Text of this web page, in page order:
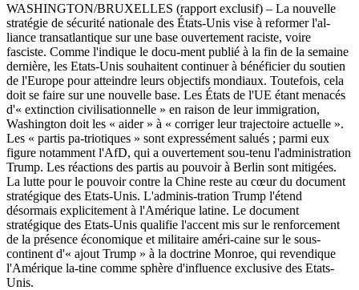
WASHINGTON/BRUXELLES (rapport exclusif) – La nouvelle
stratégie de sécurité nationale des États-Unis vise à reformer l'al-
liance transatlantique sur une base ouvertement raciste, voire
fasciste. Comme l'indique le docu-ment publié à la fin de la semaine
dernière, les Etats-Unis souhaitent continuer à bénéficier du soutien
de l'Europe pour atteindre leurs objectifs mondiaux. Toutefois, cela
doit se faire sur une nouvelle base. Les États de l'UE étant menacés
d'« extinction civilisationnelle » en raison de leur immigration,
Washington doit les « aider » à « corriger leur trajectoire actuelle ».
Les « partis pa-triotiques » sont expressément salués ; parmi eux
figure notamment l'AfD, qui a ouvertement sou-tenu l'administration
Trump. Les réactions des partis au pouvoir à Berlin sont mitigées.
La lutte pour le pouvoir contre la Chine reste au cœur du document
stratégique des Etats-Unis. L'adminis-tration Trump l'étend
désormais explicitement à l'Amérique latine. Le document
stratégique des Etats-Unis qualifie l'accent mis sur le renforcement
de la présence économique et militaire améri-caine sur le sous-
continent d'« ajout Trump » à la doctrine Monroe, qui revendique
l'Amérique la-tine comme sphère d'influence exclusive des Etats-
Unis.